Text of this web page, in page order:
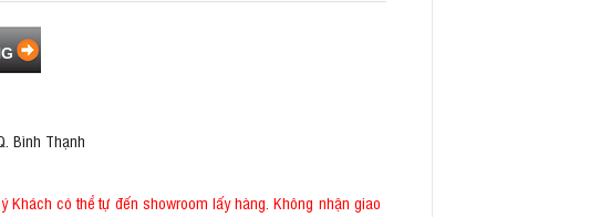
Bình Thạnh
Khách có thể tự đến showroom lấy hàng. Không nhận giao